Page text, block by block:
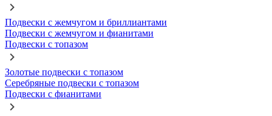
Подвески с жемчугом и бриллиантами
Подвески с жемчугом и фианитами
Подвески с топазом
Золотые подвески с топазом
Серебряные подвески с топазом
Подвески с фианитами